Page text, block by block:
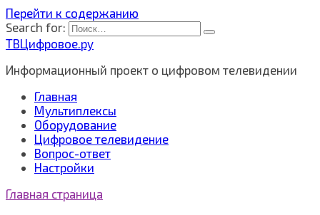
Перейти к содержанию
Search for:
ТВЦифровое.ру
Информационный проект о цифровом телевидении
Главная
Мультиплексы
Оборудование
Цифровое телевидение
Вопрос-ответ
Настройки
Главная страница